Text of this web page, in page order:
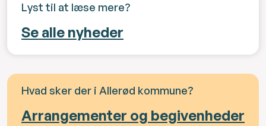
Lyst til at læse mere?
Se alle nyheder
Hvad sker der i Allerød kommune?
Arrangementer og begivenheder